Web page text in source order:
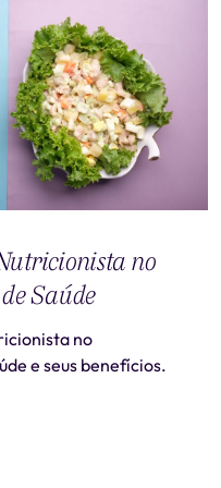
no
Saúde
no
e seus benefícios.